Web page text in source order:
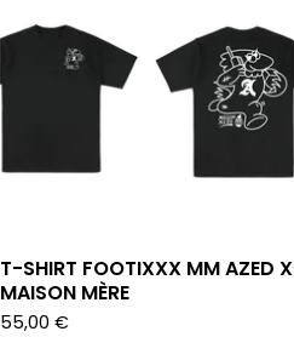
T-SHIRT FOOTIXXX MM AZED X
MAISON MÈRE
55,00 €